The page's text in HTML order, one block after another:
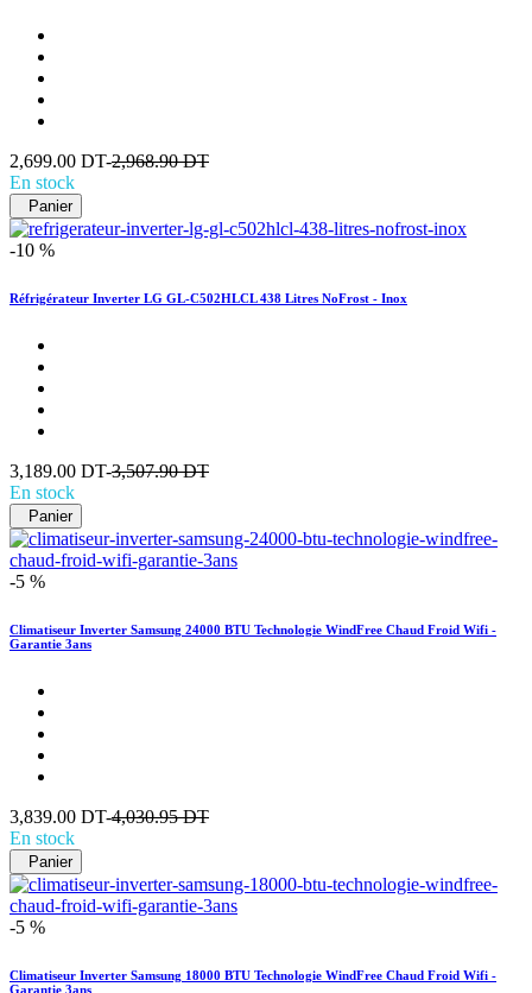
2,699.00 DT-2,968.90 DT
En stock
Panier
-10 %
Réfrigérateur Inverter LG GL-C502HLCL 438 Litres NoFrost - Inox
3,189.00 DT-3,507.90 DT
En stock
Panier
-5 %
Climatiseur Inverter Samsung 24000 BTU Technologie WindFree Chaud Froid Wifi -
Garantie 3ans
3,839.00 DT-4,030.95 DT
En stock
Panier
-5 %
Climatiseur Inverter Samsung 18000 BTU Technologie WindFree Chaud Froid Wifi -
Garantie 3ans